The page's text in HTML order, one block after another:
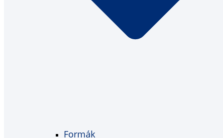
Formák